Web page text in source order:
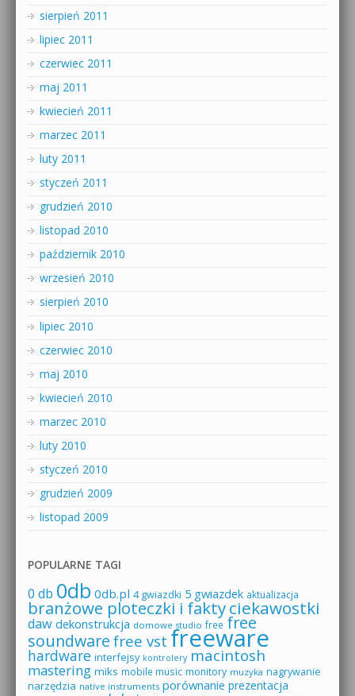
sierpień 2011
lipiec 2011
czerwiec 2011
maj 2011
kwiecień 2011
marzec 2011
luty 2011
styczeń 2011
grudzień 2010
listopad 2010
październik 2010
wrzesień 2010
sierpień 2010
lipiec 2010
czerwiec 2010
maj 2010
kwiecień 2010
marzec 2010
luty 2010
styczeń 2010
grudzień 2009
listopad 2009
POPULARNE TAGI
0 db 0db 0db.pl 4 gwiazdki 5 gwiazdek aktualizacja
branżowe ploteczki i faktyciekawostki
daw dekonstrukcja domowe studio free free
soundware free vst freeware
hardware interfejsy kontrolery macintosh
mastering miks mobile music monitory muzyka nagrywanie
narzędzia native instruments porównanie prezentacja